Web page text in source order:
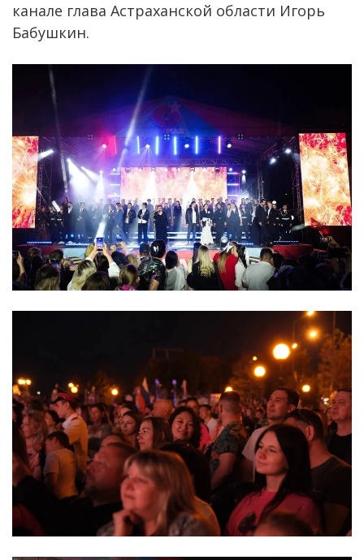
канале глава Астраханской области Игорь
Бабушкин.